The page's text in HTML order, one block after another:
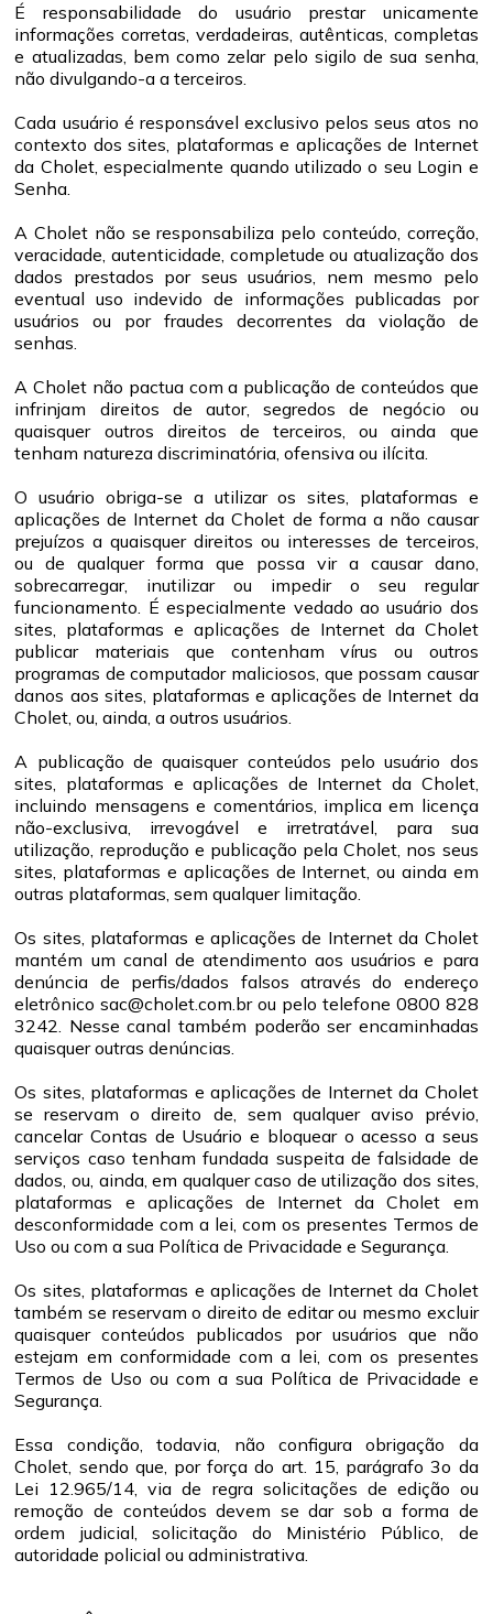
É responsabilidade do usuário prestar unicamente
informações corretas, verdadeiras, autênticas, completas
e atualizadas, bem como zelar pelo sigilo de sua senha,
não divulgando-a a terceiros.
Cada usuário é responsável exclusivo pelos seus atos no
contexto dos sites, plataformas e aplicações de Internet
da Cholet, especialmente quando utilizado o seu Login e
Senha.
A Cholet não se responsabiliza pelo conteúdo, correção,
veracidade, autenticidade, completude ou atualização dos
dados prestados por seus usuários, nem mesmo pelo
eventual uso indevido de informações publicadas por
usuários ou por fraudes decorrentes da violação de
senhas.
A Cholet não pactua com a publicação de conteúdos que
infrinjam direitos de autor, segredos de negócio ou
quaisquer outros direitos de terceiros, ou ainda que
tenham natureza discriminatória, ofensiva ou ilícita.
O usuário obriga-se a utilizar os sites, plataformas e
aplicações de Internet da Cholet de forma a não causar
prejuízos a quaisquer direitos ou interesses de terceiros,
ou de qualquer forma que possa vir a causar dano,
sobrecarregar, inutilizar ou impedir o seu regular
funcionamento. É especialmente vedado ao usuário dos
sites, plataformas e aplicações de Internet da Cholet
publicar materiais que contenham vírus ou outros
programas de computador maliciosos, que possam causar
danos aos sites, plataformas e aplicações de Internet da
Cholet, ou, ainda, a outros usuários.
A publicação de quaisquer conteúdos pelo usuário dos
sites, plataformas e aplicações de Internet da Cholet,
incluindo mensagens e comentários, implica em licença
não-exclusiva, irrevogável e irretratável, para sua
utilização, reprodução e publicação pela Cholet, nos seus
sites, plataformas e aplicações de Internet, ou ainda em
outras plataformas, sem qualquer limitação.
Os sites, plataformas e aplicações de Internet da Cholet
mantém um canal de atendimento aos usuários e para
denúncia de perfis/dados falsos através do endereço
eletrônico sac@cholet.com.br ou pelo telefone 0800 828
3242. Nesse canal também poderão ser encaminhadas
quaisquer outras denúncias.
Os sites, plataformas e aplicações de Internet da Cholet
se reservam o direito de, sem qualquer aviso prévio,
cancelar Contas de Usuário e bloquear o acesso a seus
serviços caso tenham fundada suspeita de falsidade de
dados, ou, ainda, em qualquer caso de utilização dos sites,
plataformas e aplicações de Internet da Cholet em
desconformidade com a lei, com os presentes Termos de
Uso ou com a sua Política de Privacidade e Segurança.
Os sites, plataformas e aplicações de Internet da Cholet
também se reservam o direito de editar ou mesmo excluir
quaisquer conteúdos publicados por usuários que não
estejam em conformidade com a lei, com os presentes
Termos de Uso ou com a sua Política de Privacidade e
Segurança.
Essa condição, todavia, não configura obrigação da
Cholet, sendo que, por força do art. 15, parágrafo 3o da
Lei 12.965/14, via de regra solicitações de edição ou
remoção de conteúdos devem se dar sob a forma de
ordem judicial, solicitação do Ministério Público, de
autoridade policial ou administrativa.